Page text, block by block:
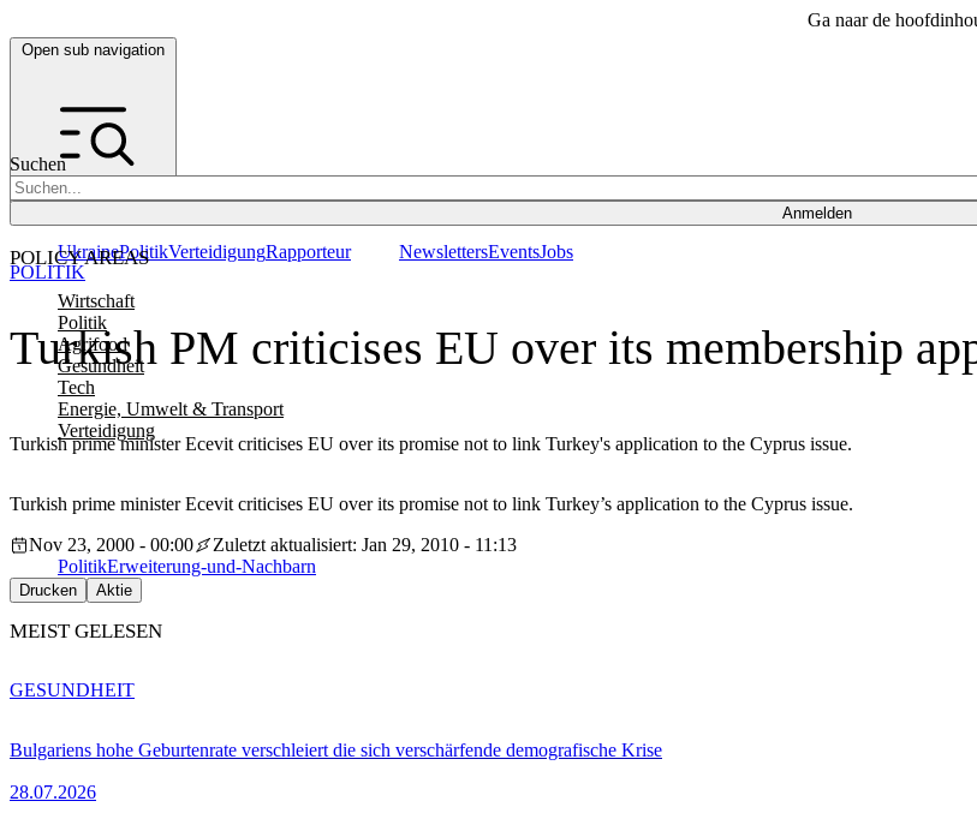
Ga naar de
Open sub navigation
Suchen
Anmelden
POLICY AREAS
Wirtschaft
Politik
Agrifood
Gesundheit
Tech
Energie, Umwelt & Transport
Verteidigung
UkrainePolitikVerteidigungRapporteur NewslettersEventsJobs
Turkish PM criticises EU over its membership
Turkish prime minister Ecevit criticises EU over its promise not to link Turkey's application to the Cyprus issue.
POLITIK
Turkish prime minister Ecevit criticises EU over its promise not to link Turkey’s application to the Cyprus issue.
Nov 23, 2000 - 00:00
Zuletzt aktualisiert: Jan 29, 2010 - 11:13
PolitikErweiterung-und-Nachbarn
Drucken Aktie
MEIST GELESEN
Bulgariens hohe Geburtenrate verschleiert die sich verschärfende demografische Krise
28.07.2026
GESUNDHEIT